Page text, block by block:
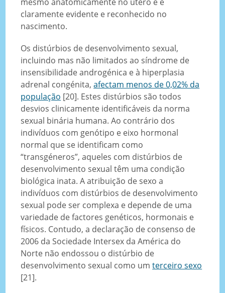
claramente evidente e reconhecido no
nascimento.
Os distúrbios de desenvolvimento sexual,
incluindo mas não limitados ao síndrome de
insensibilidade androgénica e à hiperplasia
adrenal congénita,afectam menos de 0,02% da
população [20]. Estes distúrbios são todos
desvios clinicamente identificáveis da norma
sexual binária humana. Ao contrário dos
indivíduos com genótipo e eixo hormonal
normal que se identificam como
“transgéneros”, aqueles com distúrbios de
desenvolvimento sexual têm uma condição
biológica inata. A atribuição de sexo a
indivíduos com distúrbios de desenvolvimento
sexual pode ser complexa e depende de uma
variedade de factores genéticos, hormonais e
físicos. Contudo, a declaração de consenso de
2006 da Sociedade Intersex da América do
Norte não endossou o distúrbio de
desenvolvimento sexual como umterceiro sexo
[21].